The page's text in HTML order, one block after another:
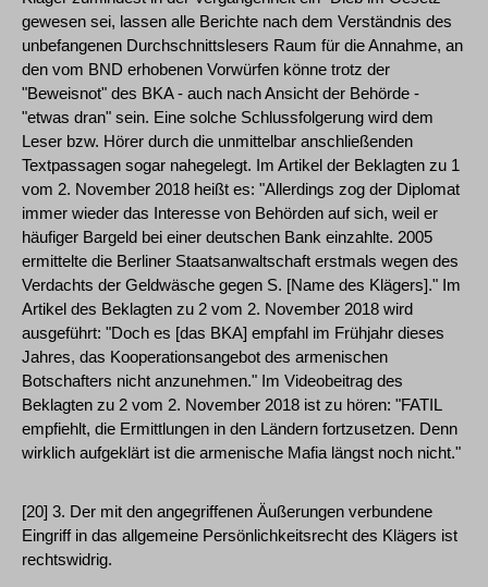
gewesen sei, lassen alle Berichte nach dem Verständnis des
unbefangenen Durchschnittslesers Raum für die Annahme, an
den vom BND erhobenen Vorwürfen könne trotz der
"Beweisnot" des BKA - auch nach Ansicht der Behörde -
"etwas dran" sein. Eine solche Schlussfolgerung wird dem
Leser bzw. Hörer durch die unmittelbar anschließenden
Textpassagen sogar nahegelegt. Im Artikel der Beklagten zu 1
vom 2. November 2018 heißt es: "Allerdings zog der Diplomat
immer wieder das Interesse von Behörden auf sich, weil er
häufiger Bargeld bei einer deutschen Bank einzahlte. 2005
ermittelte die Berliner Staatsanwaltschaft erstmals wegen des
Verdachts der Geldwäsche gegen S. [Name des Klägers]." Im
Artikel des Beklagten zu 2 vom 2. November 2018 wird
ausgeführt: "Doch es [das BKA] empfahl im Frühjahr dieses
Jahres, das Kooperationsangebot des armenischen
Botschafters nicht anzunehmen." Im Videobeitrag des
Beklagten zu 2 vom 2. November 2018 ist zu hören: "FATIL
empfiehlt, die Ermittlungen in den Ländern fortzusetzen. Denn
wirklich aufgeklärt ist die armenische Mafia längst noch nicht."
[20] 3. Der mit den angegriffenen Äußerungen verbundene
Eingriff in das allgemeine Persönlichkeitsrecht des Klägers ist
rechtswidrig.